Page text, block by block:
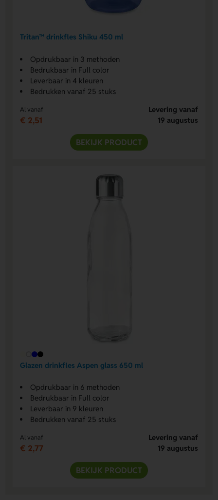
Tritan™ drinkfles Shiku 450 ml
Opdrukbaar in 3 methoden
Bedrukbaar in Full color
Leverbaar in 4 kleuren
Bedrukken vanaf 25 stuks
Al vanaf
€ 2,51
Levering vanaf
19 augustus
BEKIJK PRODUCT
Glazen drinkfles Aspen glass 650 ml
Opdrukbaar in 6 methoden
Bedrukbaar in Full color
Leverbaar in 9 kleuren
Bedrukken vanaf 25 stuks
Al vanaf
€ 2,77
Levering vanaf
19 augustus
BEKIJK PRODUCT